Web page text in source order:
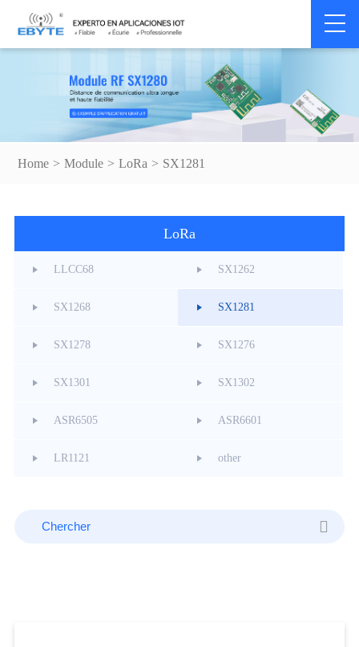
Home > Module > LoRa > SX1281
LoRa
LLCC68 SX1262
SX1268 SX1281
SX1278 SX1276
SX1301 SX1302
ASR6505 ASR6601
LR1121 other